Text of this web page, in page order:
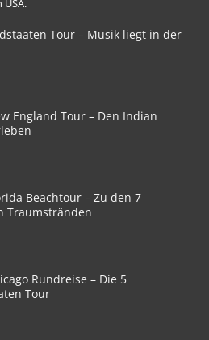
Tour – Musik liegt in der
England Tour – Den Indian
Beachtour – Zu den 7
Traumstränden
Rundreise – Die 5
Tour